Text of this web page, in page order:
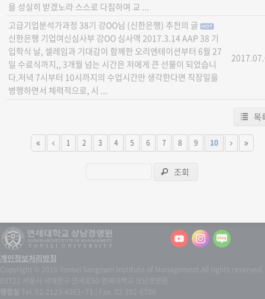
을 성실히 받겠노라 스스로 다짐하며 교 ...
고급기업분석가과정 38기 강OO님 (신한은행) 추천의 글
신한은행 기업여신심사부 강OO 심사역 2017.3.14 AAP 38 기
입학식 날, 셀레임과 기대감이 함께한 오리엔테이션부터 6월 27
일 수료식까지,, 3개월 넘는 시간은 저에게 큰 선물이 되었습니
다.저녁 7시부터 10시까지의 수업시간만 생각한다면 직장일을
병행하면서 체력적으로, 시 ...
목
1 2 3 4 5 6 7 8 9 10
조회
개인정보처리방침
Copyright © 2016 Yonsei Sangnam Institute of Management.All rights reserved.
03722 서울시 서대문구 연세로50 연세대학교 상남경영원
행정실 Tel. 02-2123-4263~71 | Fax. 02-392-6706